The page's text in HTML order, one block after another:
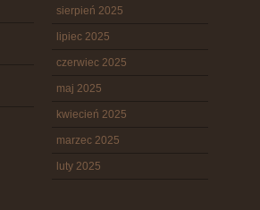
sierpień 2025
lipiec 2025
czerwiec 2025
maj 2025
kwiecień 2025
marzec 2025
luty 2025